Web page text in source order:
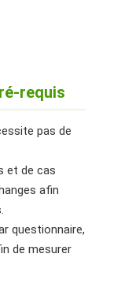
requis
pas de
et de cas
afin
questionnaire,
de mesurer